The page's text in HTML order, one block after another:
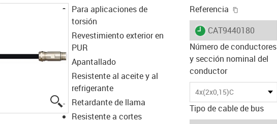
igus-icon-lupe
Para aplicaciones de
torsión
Revestimiento exterior en
PUR
Apantallado
Resistente al aceite y al
refrigerante
Retardante de llama
Resistente a cortes
Referencia
igus-icon-lieferzeit
CAT9440180
Número de conductores
y sección nominal del
conductor
4x(2x0,15)C
Tipo de cable de bus